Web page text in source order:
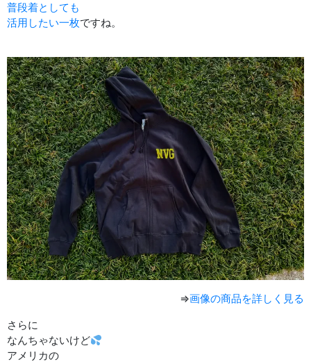
普段着としても
活用したい一枚ですね。
⇒画像の商品を詳しく見る
さらに
なんちゃないけど
アメリカの